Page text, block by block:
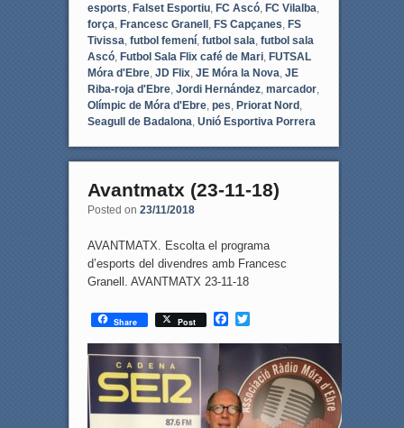
esports, Falset Esportiu, FC Ascó, FC Vilalba,
força, Francesc Granell , FS Capçanes, FS
Tivissa, futbol femení, futbol sala, futbol sala
Ascó, Futbol Sala Flix café de Mari, FUTSAL
Móra d'Ebre, JD Flix, JE Móra la Nova, JE
Riba-roja d'Ebre, Jordi Hernández, marcador,
Olímpic de Móra d'Ebre, pes, Priorat Nord ,
Seagull de Badalona, Unió Esportiva Porrera
Avantmatx (23-11-18)
Posted on 23/11/2018
AVANTMATX. Escolta el programa
d’esports del divendres amb Francesc
Granell. AVANTMATX 23-11-18
Share Post
F
c
o
o
k
T
i
t
e
r